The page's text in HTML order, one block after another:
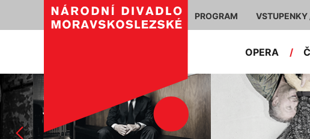
PROGRAM VSTUPENKY
OPERA /